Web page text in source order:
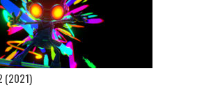
(2021)